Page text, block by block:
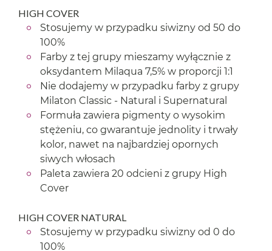
HIGH COVER
Stosujemy w przypadku siwizny od 50 do
100%
Farby z tej grupy mieszamy wyłącznie z
oksydantem Milaqua 7,5% w proporcji 1:1
Nie dodajemy w przypadku farby z grupy
Milaton Classic - Natural i Supernatural
Formuła zawiera pigmenty o wysokim
stężeniu, co gwarantuje jednolity i trwały
kolor, nawet na najbardziej opornych
siwych włosach
Paleta zawiera 20 odcieni z grupy High
Cover
HIGH COVER NATURAL
Stosujemy w przypadku siwizny od 0 do
100%